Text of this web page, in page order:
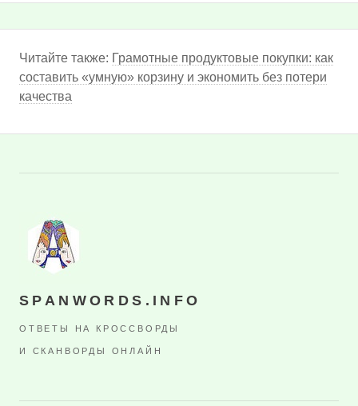
Читайте также: Грамотные продуктовые покупки: как
составить «умную» корзину и экономить без потери
качества
SPANWORDS.INFO
ОТВЕТЫ НА КРОССВОРДЫ
И СКАНВОРДЫ ОНЛАЙН